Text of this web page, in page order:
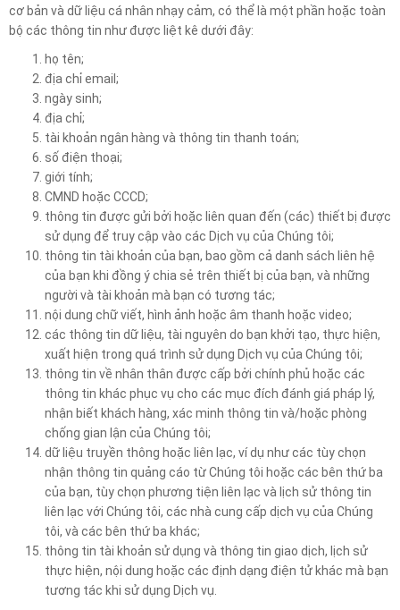
cơ bản và dữ liệu cá nhân nhạy cảm, có thể là một phần hoặc toàn
bộ các thông tin như được liệt kê dưới đây:
họ tên;
địa chỉ email;
ngày sinh;
địa chỉ;
tài khoản ngân hàng và thông tin thanh toán;
số điện thoại;
giới tính;
CMND hoặc CCCD;
thông tin được gửi bởi hoặc liên quan đến (các) thiết bị được
sử dụng để truy cập vào các Dịch vụ của Chúng tôi;
thông tin tài khoản của bạn, bao gồm cả danh sách liên hệ
của bạn khi đồng ý chia sẻ trên thiết bị của bạn, và những
người và tài khoản mà bạn có tương tác;
nội dung chữ viết, hình ảnh hoặc âm thanh hoặc video;
các thông tin dữ liệu, tài nguyên do bạn khởi tạo, thực hiện,
xuất hiện trong quá trình sử dụng Dịch vụ của Chúng tôi;
thông tin về nhân thân được cấp bởi chính phủ hoặc các
thông tin khác phục vụ cho các mục đích đánh giá pháp lý,
nhận biết khách hàng, xác minh thông tin và/hoặc phòng
chống gian lận của Chúng tôi;
dữ liệu truyền thông hoặc liên lạc, ví dụ như các tùy chọn
nhận thông tin quảng cáo từ Chúng tôi hoặc các bên thứ ba
của bạn, tùy chọn phương tiện liên lạc và lịch sử thông tin
liên lạc với Chúng tôi, các nhà cung cấp dịch vụ của Chúng
tôi, và các bên thứ ba khác;
thông tin tài khoản sử dụng và thông tin giao dịch, lịch sử
thực hiện, nội dung hoặc các định dạng điện tử khác mà bạn
tương tác khi sử dụng Dịch vụ.